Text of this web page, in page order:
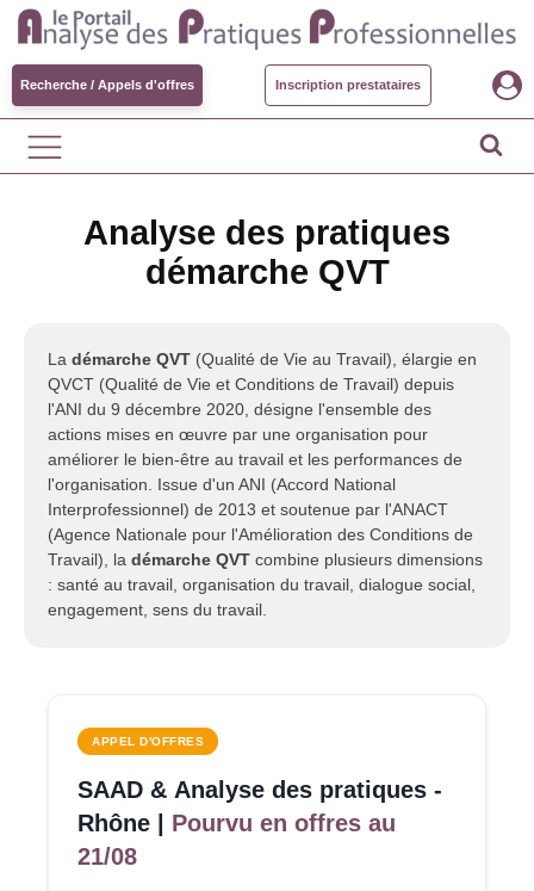
Recherche / Appels d'offres Inscription prestataires
Analyse des pratiques
démarche QVT
La démarche QVT (Qualité de Vie au Travail), élargie en
QVCT (Qualité de Vie et Conditions de Travail) depuis
l'ANI du 9 décembre 2020, désigne l'ensemble des
actions mises en œuvre par une organisation pour
améliorer le bien-être au travail et les performances de
l'organisation. Issue d'un ANI (Accord National
Interprofessionnel) de 2013 et soutenue par l'ANACT
(Agence Nationale pour l'Amélioration des Conditions de
Travail), la démarche QVT combine plusieurs dimensions
: santé au travail, organisation du travail, dialogue social,
engagement, sens du travail.
APPEL D'OFFRES
SAAD & Analyse des pratiques -
Rhône | Pourvu en offres au
21/08